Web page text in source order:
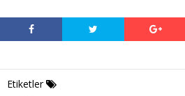
Etiketler